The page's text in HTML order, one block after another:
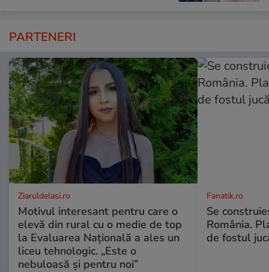
PARTENERI
ZiaruldeIasi.ro
Motivul interesant pentru care o
elevă din rural cu o medie de top
la Evaluarea Națională a ales un
liceu tehnologic. „Este o
nebuloasă și pentru noi”
Fanatik.ro
Se
România.
de fostul